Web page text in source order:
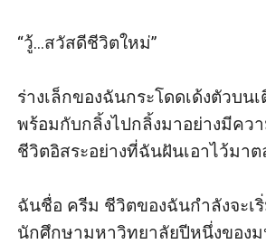
“วู้...สวัสดีชีวิตใหม่”
ร่างเล็กของฉันกระโดดเด้งตัวบน
พร้อมกับกลิ้งไปกลิ้งมาอย่างมีคว
ชีวิตอิสระอย่างที่ฉันฝันเอาไว้มาต
ฉันชื่อ ครีม ชีวิตของฉันกำลังจะเ
นักศึกษามหาวิทยาลัยปีหนึ่งของ